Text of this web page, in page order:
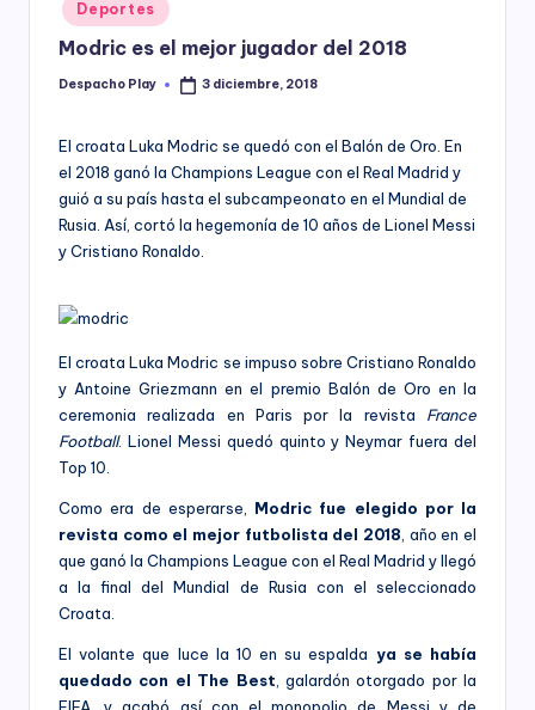
y
in
Deportes
Modric es el mejor jugador del 2018
Posted
Despacho Play 3 diciembre, 2018
El croata Luka Modric se quedó con el Balón de Oro. En
el 2018 ganó la Champions League con el Real Madrid y
guió a su país hasta el subcampeonato en el Mundial de
Rusia. Así, cortó la hegemonía de 10 años de Lionel Messi
y Cristiano Ronaldo.
El croata Luka Modric se impuso sobre Cristiano Ronaldo
y Antoine Griezmann en el premio Balón de Oro en la
ceremonia realizada en Paris por la revista France
Football. Lionel Messi quedó quinto y Neymar fuera del
Top 10.
Como era de esperarse, Modric fue elegido por la
revista como el mejor futbolista del 2018 , año en el
que ganó la Champions League con el Real Madrid y llegó
a la final del Mundial de Rusia con el seleccionado
Croata.
El volante que luce la 10 en su espalda ya se había
quedado con el The Best , galardón otorgado por la
FIFA, y acabó así con el monopolio de Messi y de